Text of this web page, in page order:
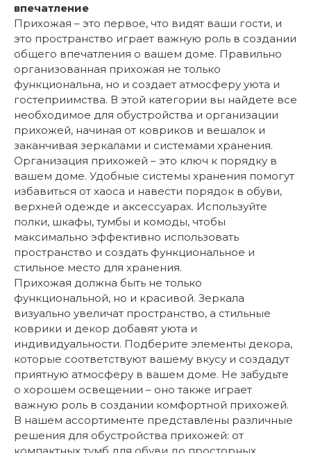
впечатление
Прихожая – это первое, что видят ваши гости, и
это пространство играет важную роль в создании
общего впечатления о вашем доме. Правильно
организованная прихожая не только
функциональна, но и создает атмосферу уюта и
гостеприимства. В этой категории вы найдете все
необходимое для обустройства и организации
прихожей, начиная от ковриков и вешалок и
заканчивая зеркалами и системами хранения.
Организация прихожей – это ключ к порядку в
вашем доме. Удобные системы хранения помогут
избавиться от хаоса и навести порядок в обуви,
верхней одежде и аксессуарах. Используйте
полки, шкафы, тумбы и комоды, чтобы
максимально эффективно использовать
пространство и создать функциональное и
стильное место для хранения.
Прихожая должна быть не только
функциональной, но и красивой. Зеркала
визуально увеличат пространство, а стильные
коврики и декор добавят уюта и
индивидуальности. Подберите элементы декора,
которые соответствуют вашему вкусу и создадут
приятную атмосферу в вашем доме. Не забудьте
о хорошем освещении – оно также играет
важную роль в создании комфортной прихожей.
В нашем ассортименте представлены различные
решения для обустройства прихожей: от
компактных тумб для обуви до просторных